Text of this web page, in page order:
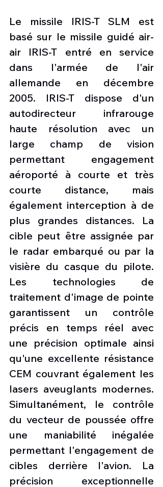
Le missile IRIS-T SLM est
basé sur le missile guidé air-
air IRIS-T entré en service
dans l'armée de l'air
allemande en décembre
2005. IRIS-T dispose d'un
autodirecteur infrarouge
haute résolution avec un
large champ de vision
permettant engagement
aéroporté à courte et très
courte distance, mais
également interception à de
plus grandes distances. La
cible peut être assignée par
le radar embarqué ou par la
visière du casque du pilote.
Les technologies de
traitement d'image de pointe
garantissent un contrôle
précis en temps réel avec
une précision optimale ainsi
qu'une excellente résistance
CEM couvrant également les
lasers aveuglants modernes.
Simultanément, le contrôle
du vecteur de poussée offre
une maniabilité inégalée
permettant l'engagement de
cibles derrière l'avion. La
précision exceptionnelle